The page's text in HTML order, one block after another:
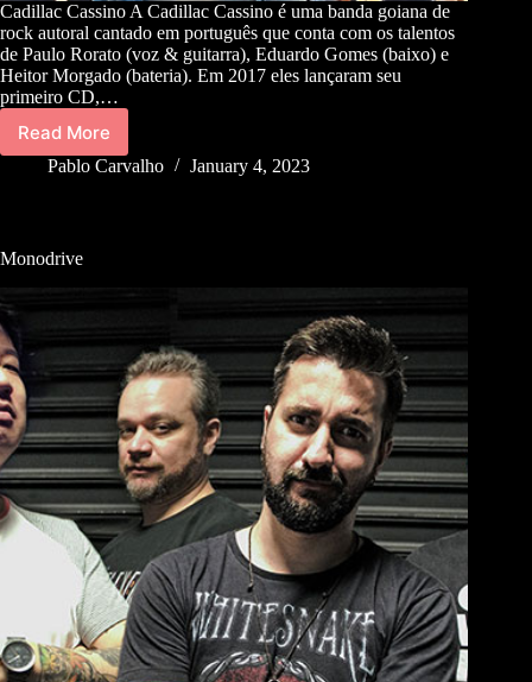
Cadillac Cassino A Cadillac Cassino é uma banda goiana de
rock autoral cantado em português que conta com os talentos
de Paulo Rorato (voz & guitarra), Eduardo Gomes (baixo) e
Heitor Morgado (bateria). Em 2017 eles lançaram seu
primeiro CD,…
Read More
Pablo Carvalho January 4, 2023
Monodrive